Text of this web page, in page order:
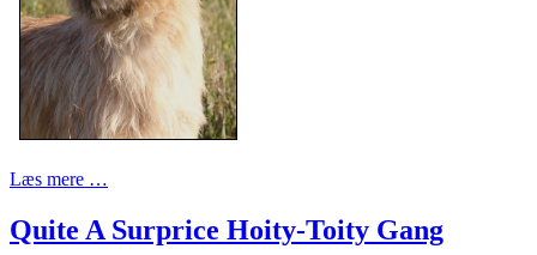
Læs mere …
Quite A Surprice Hoity-Toity Gang